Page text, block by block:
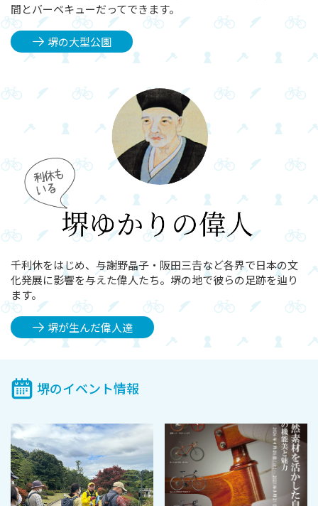
間とバーベキューだってできます。
堺の大型公園
千利休をはじめ、与謝野晶子・阪田三𠮷など各界で日本の文
化発展に影響を与えた偉人たち。堺の地で彼らの足跡を辿り
ます。
堺が生んだ偉人達
堺のイベント情報